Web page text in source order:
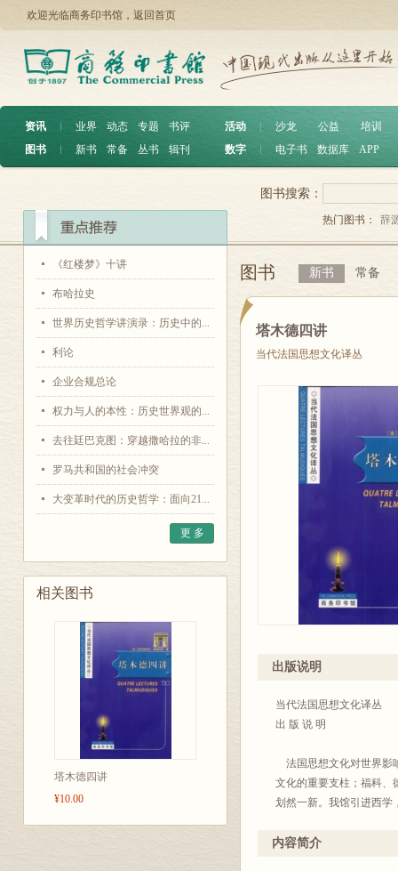
欢迎光临商务印书馆， 返回首页
资讯 ︱ 业界 动态 专题
书评
图书
︱ 新书 常备 丛书 辑刊
活动 沙龙 公益
培训
数字
电子书 数据库 APP
《红楼梦》十讲
布哈拉史
世界历史哲学讲演录：历史中的...
利论
企业合规总论
权力与人的本性：历史世界观的...
去往廷巴克图：穿越撒哈拉的非...
罗马共和国的社会冲突
大变革时代的历史哲学：面向21...
更 多
相关图书
塔木德四讲
¥10.00
图书搜索：
热门图书： 辞
图书 新书 常备
塔木德四讲
当代法国思想文化译丛
出版说明
当代法国思想文化译丛
出 版 说 明
法国思想文化对世界影
文化的重要支柱；福科、
划然一新。我馆引进西学
我馆过去所译法国著作以
内容简介